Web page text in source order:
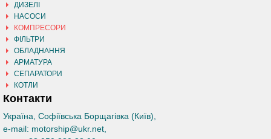
ДИЗЕЛІ
НАСОСИ
КОМПРЕСОРИ
ФІЛЬТРИ
ОБЛАДНАННЯ
АРМАТУРА
СЕПАРАТОРИ
КОТЛИ
Контакти
Україна, Софіївська Борщагівка (Київ)
e-mail: motorship@ukr.net